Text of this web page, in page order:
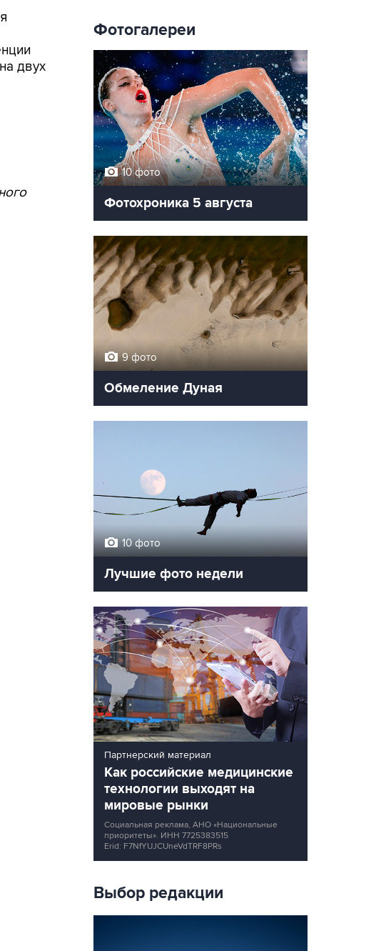
двух
Фотогалереи
10 фото
Фотохроника 5 августа
9 фото
Обмеление Дуная
10 фото
Лучшие фото недели
Партнерский материал
Как российские медицинские
технологии выходят на
мировые рынки
Социальная реклама, АНО «Национальные
приоритеты». ИНН 7725383515
Erid: F7NfYUJCUneVdTRF8PRs
Выбор редакции